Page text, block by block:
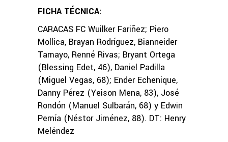
FICHA TÉCNICA:
CARACAS FC Wuilker Fariñez; Piero
Mollica, Brayan Rodríguez, Bianneider
Tamayo, Renné Rivas; Bryant Ortega
(Blessing Edet, 46), Daniel Padilla
(Miguel Vegas, 68); Ender Echenique,
Danny Pérez (Yeison Mena, 83), José
Rondón (Manuel Sulbarán, 68) y Edwin
Pernía (Néstor Jiménez, 88). DT: Henry
Meléndez